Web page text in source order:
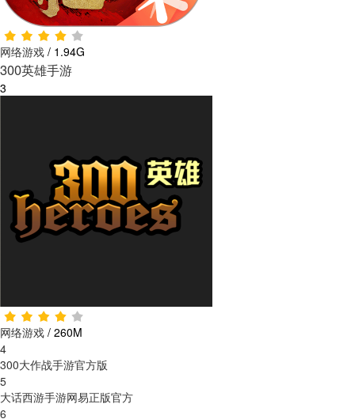
网络游戏 / 1.94G
300英雄手游
3
网络游戏 / 260M
4
300大作战手游官方版
5
大话西游手游网易正版官方
6